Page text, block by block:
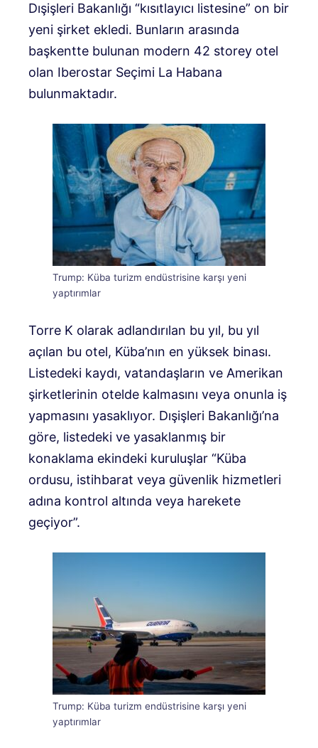
Dışişleri Bakanlığı “kısıtlayıcı listesine” on bir
yeni şirket ekledi. Bunların arasında
başkentte bulunan modern 42 storey otel
olan Iberostar Seçimi La Habana
bulunmaktadır.
Trump: Küba turizm endüstrisine karşı yeni
yaptırımlar
Torre K olarak adlandırılan bu yıl, bu yıl
açılan bu otel, Küba’nın en yüksek binası.
Listedeki kaydı, vatandaşların ve Amerikan
şirketlerinin otelde kalmasını veya onunla iş
yapmasını yasaklıyor. Dışişleri Bakanlığı’na
göre, listedeki ve yasaklanmış bir
konaklama ekindeki kuruluşlar “Küba
ordusu, istihbarat veya güvenlik hizmetleri
adına kontrol altında veya harekete
geçiyor”.
Trump: Küba turizm endüstrisine karşı yeni
yaptırımlar